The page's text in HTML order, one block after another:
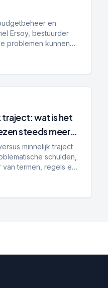
en
Ersoy, bestuurder
problemen kunnen
baanverlies,
traject: wat is het
steeds meer
minnelijk traject
schulden,
termen, regels en
vrijwel altijd voorbij